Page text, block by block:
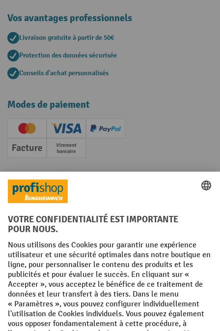
Vos avantages professionnels
Livraison gratuite à partir de 50€
Protection des données sécurisée
Conseils d'achat personnalisés
Modes de paiement
Creditcard (Master)Creditcard (Visa)
PayPal
Facture Paiement anticipé
Réseaux sociaux
Facebook
YouTube
LinkedInInstagram
Conditions générales Mentions légales
Protection des Données Politique de cookies
All prices excl. VAT plusshipping costsand possible delivery charges,
if not stated otherwise.
¹ La remise est valable jusqu'à épuisement des stocks. La remise ne